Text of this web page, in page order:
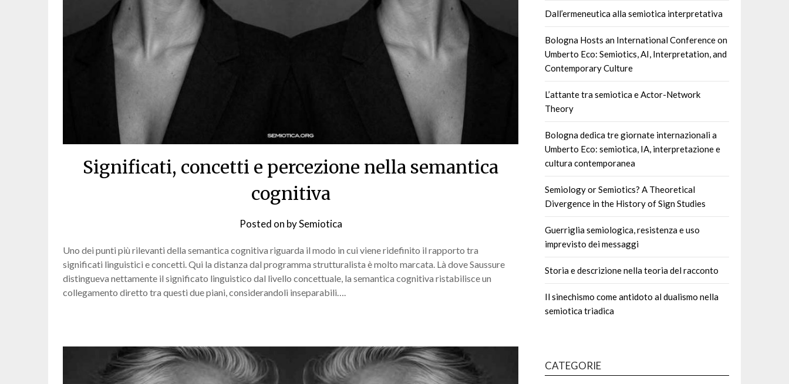
Significati, concetti e percezione nella semantica
cognitiva
Posted on bySemiotica
Uno dei punti più rilevanti della semantica cognitiva riguarda il modo in cui viene ridefinito il rapporto tra
significati linguistici e concetti. Qui la distanza dal programma strutturalista è molto marcata. Là dove Saussure
distingueva nettamente il significato linguistico dal livello concettuale, la semantica cognitiva ristabilisce un
collegamento diretto tra questi due piani, considerandoli inseparabili….
Dall’ermeneutica alla semiotica interpretativa
Bologna Hosts an International Conference on
Umberto Eco: Semiotics, AI, Interpretation, and
Contemporary Culture
L’attante tra semiotica e Actor-Network
Theory
Bologna dedica tre giornate internazionali a
Umberto Eco: semiotica, IA, interpretazione e
cultura contemporanea
Semiology or Semiotics? A Theoretical
Divergence in the History of Sign Studies
Guerriglia semiologica, resistenza e uso
imprevisto dei messaggi
Storia e descrizione nella teoria del racconto
Il sinechismo come antidoto al dualismo nella
semiotica triadica
CATEGORIE